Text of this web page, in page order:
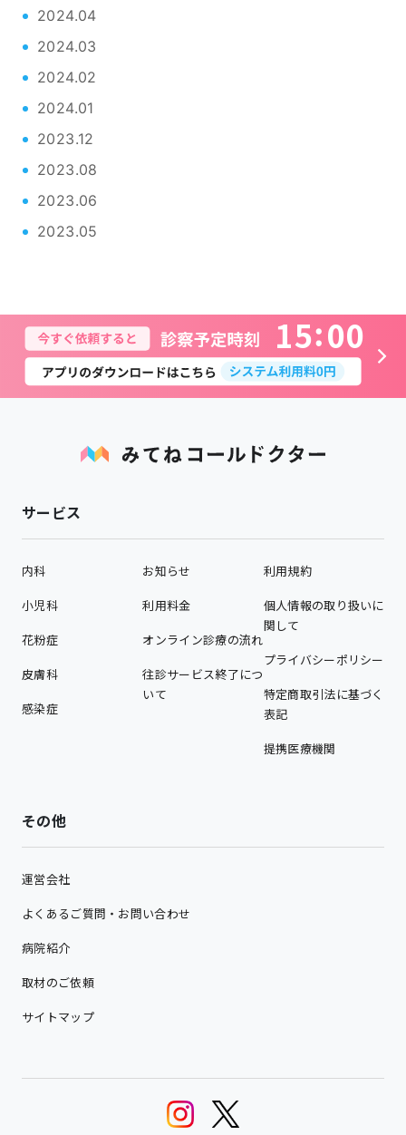
2024.04
2024.03
2024.02
2024.01
2023.12
2023.08
2023.06
2023.05
15 00
サービス
内科
小児科
花粉症
皮膚科
感染症
お知らせ
利用料金
オンライン診療の流れ
往診サービス終了につ
いて
利用規約
個人情報の取り扱いに
関して
プライバシーポリシー
特定商取引法に基づく
表記
提携医療機関
その他
運営会社
よくあるご質問・お問い合わせ
病院紹介
取材のご依頼
サイトマップ